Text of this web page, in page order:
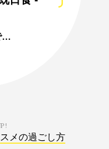
…
メの過ごし方